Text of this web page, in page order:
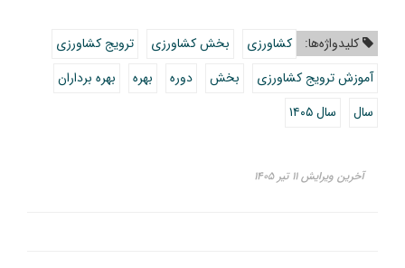
کلیدواژه‌ها: کشاورزی بخش کشاورزی
ترویج کشاورزی
آموزش ترویج کشاورزی
بخش دوره بهره
بهره برداران
سال
سال ۱۴۰۵
آخرین ویرایش ۱۱ تیر ۱۴۰۵